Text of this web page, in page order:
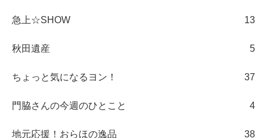
急上☆SHOW 13
秋田遺産 5
ちょっと気になるヨン！ 37
門脇さんの今週のひとこと 4
地元応援！おらほの逸品 38